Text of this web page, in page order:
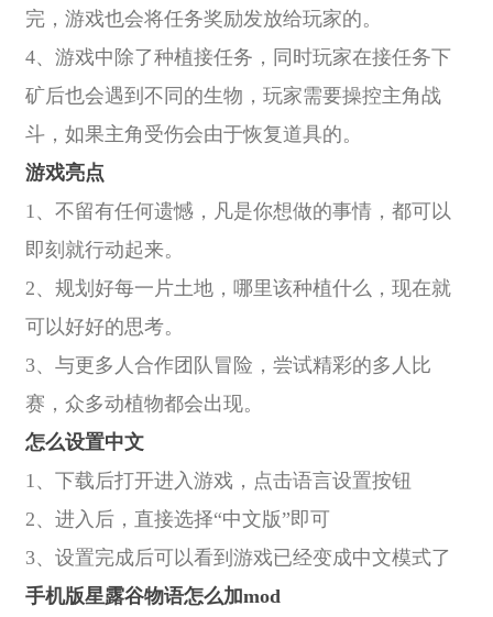
完，游戏也会将任务奖励发放给玩家的。
4、游戏中除了种植接任务，同时玩家在接任务下
矿后也会遇到不同的生物，玩家需要操控主角战
斗，如果主角受伤会由于恢复道具的。
游戏亮点
1、不留有任何遗憾，凡是你想做的事情，都可以
即刻就行动起来。
2、规划好每一片土地，哪里该种植什么，现在就
可以好好的思考。
3、与更多人合作团队冒险，尝试精彩的多人比
赛，众多动植物都会出现。
怎么设置中文
1、下载后打开进入游戏，点击语言设置按钮
2、进入后，直接选择“中文版”即可
3、设置完成后可以看到游戏已经变成中文模式了
手机版星露谷物语怎么加mod